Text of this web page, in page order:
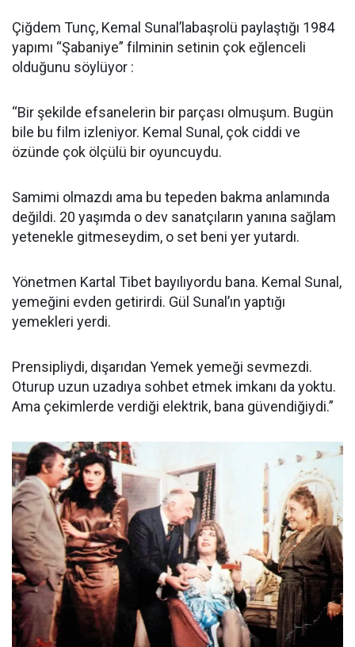
Çiğdem Tunç, Kemal Sunal’labaşrolü paylaştığı 1984
yapımı “Şabaniye” filminin setinin çok eğlenceli
olduğunu söylüyor :
“Bir şekilde efsanelerin bir parçası olmuşum. Bugün
bile bu film izleniyor. Kemal Sunal, çok ciddi ve
özünde çok ölçülü bir oyuncuydu.
Samimi olmazdı ama bu tepeden bakma anlamında
değildi. 20 yaşımda o dev sanatçıların yanına sağlam
yetenekle gitmeseydim, o set beni yer yutardı.
Yönetmen Kartal Tibet bayılıyordu bana. Kemal Sunal,
yemeğini evden getirirdi. Gül Sunal’ın yaptığı
yemekleri yerdi.
Prensipliydi, dışarıdan Yemek yemeği sevmezdi.
Oturup uzun uzadıya sohbet etmek imkanı da yoktu.
Ama çekimlerde verdiği elektrik, bana güvendiğiydi.”